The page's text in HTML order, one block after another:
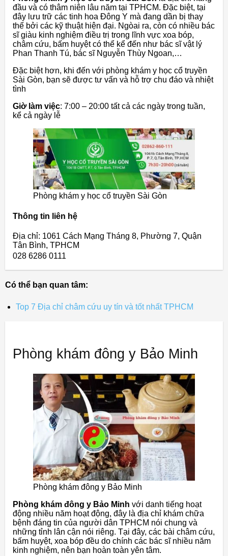
đầu và có thâm niên lâu năm tại TPHCM. Đặc biệt, tại
đây lưu trữ các tinh hoa Đông Y mà đang dần bị thay
thế bởi các kỹ thuật hiện đại. Ngòai ra, còn có nhiều bác
sĩ giàu kinh nghiệm điều trị trong lĩnh vực xoa bóp,
châm cứu, bấm huyệt có thể kể đến như bác sĩ vật lý
Phan Thanh Tú, bác sĩ Nguyễn Thùy Ngoan,…
Đặc biệt hơn, khi đến với phòng khám y học cổ truyền
Sài Gòn, bạn sẽ được tư vấn và hỗ trợ chu đáo và nhiệt
tình
Giờ làm việc: 7:00 – 20:00 tất cả các ngày trong tuần,
kể cả ngày lễ
Phòng khám y học cổ truyền Sài Gòn
Thông tin liên hệ
Địa chỉ: 1061 Cách Mạng Tháng 8, Phường 7, Quận
Tân Bình, TPHCM
028 6286 0111
Có thể bạn quan tâm:
Top 7 Địa chỉ châm cứu uy tín và tốt nhất TPHCM
Phòng khám đông y Bảo Minh
Phòng khám đông y Bảo Minh
Phòng khám đông y Bảo Minh với danh tiếng hoạt
động nhiều năm hoạt động, đây là địa chỉ khám chữa
bệnh đáng tin của người dân TPHCM nói chung và
những tỉnh lân cận nói riêng. Tại đây, các bài châm cứu,
bấm huyệt, xoa bóp đều do chính các bác sĩ nhiều năm
kinh nghiệm, nên bạn hoàn toàn yên tâm.